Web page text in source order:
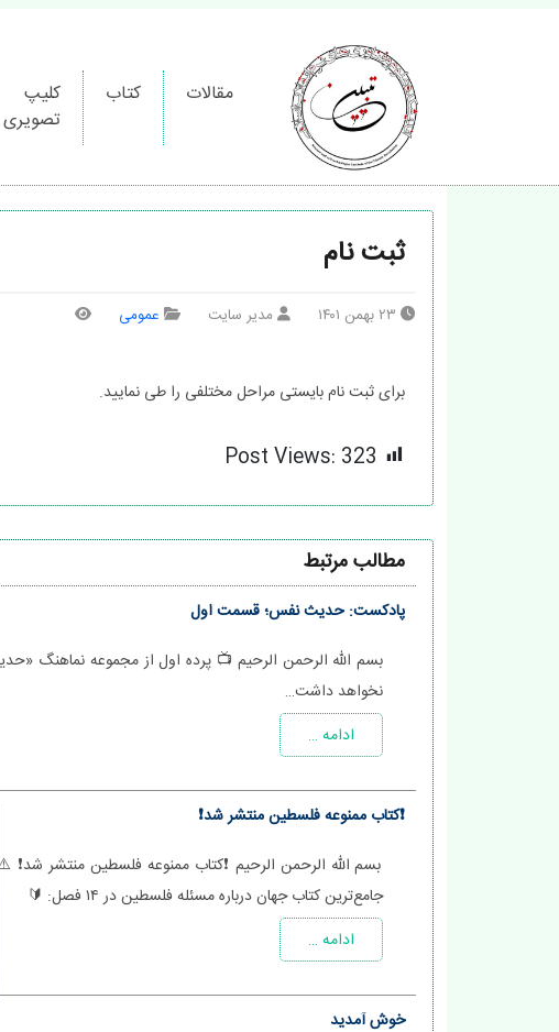
مقالات کتاب
کلیپ
تصویری
ثبت نام
۲۳ بهمن ۱۴۰۱ مدیر سایت عمومی
برای ثبت نام بایستی مراحل مختلفی را طی نمایید.
Post Views: 323
مطالب مرتبط
پادکست: حدیث نفس؛ قسمت اول
بسم الله الرحمن الرحیم 📺 پرده اول از مجموعه نماهنگ
نخواهد داشت…
ادامه …
❗️کتاب ممنوعه فلسطین منتشر شد❗️
بسم الله الرحمن الرحیم ❗️کتاب ممنوعه فلسطین منتشر شد❗️
جامع‌ترین کتاب جهان درباره مسئله فلسطین در ۱۴ فصل: 🔰
ادامه …
خوش آمدید